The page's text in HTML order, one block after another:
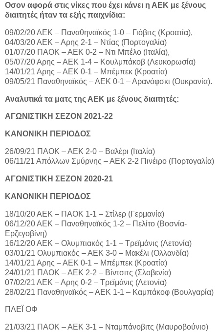
Οσον αφορά στις νίκες που έχει κάνει η ΑΕΚ με ξένους
διαιτητές ήταν τα εξής παιχνίδια:
09/02/20 ΑΕΚ – Παναθηναϊκός 1-0 – Γιόβιτς (Κροατία),
04/03/20 ΑΕΚ – Αρης 2-1 – Ντίας (Πορτογαλία)
01/07/20 ΠΑΟΚ – ΑΕΚ 0-2 – Ντι Μπέλο (Ιταλία),
05/07/20 Αρης – ΑΕΚ 1-4 – Κουλμπάκοβ (Λευκορωσία)
14/01/21 Αρης – ΑΕΚ 0-1 – Μπέμπεκ (Κροατία)
09/05/21 Παναθηναϊκός – ΑΕΚ 0-1 – Αρανόφσκι (Ουκρανία).
Αναλυτικά τα ματς της ΑΕΚ με ξένους διαιτητές:
ΑΓΩΝΙΣΤΙΚΗ ΣΕΖΟΝ 2021-22
ΚΑΝΟΝΙΚΗ ΠΕΡΙΟΔΟΣ
26/09/21 ΠΑΟΚ – ΑΕΚ 2-0 – Βαλέρι (Ιταλία)
06/11/21 Απόλλων Σμύρνης – ΑΕΚ 2-2 Πινέιρο (Πορτογαλία)
ΑΓΩΝΙΣΤΙΚΗ ΣΕΖΟΝ 2020-21
ΚΑΝΟΝΙΚΗ ΠΕΡΙΟΔΟΣ
18/10/20 ΑΕΚ – ΠΑΟΚ 1-1 – Στίλερ (Γερμανία)
06/12/20 ΑΕΚ – Παναθηναϊκός 1-2 – Πελίτο (Βοσνία-
Ερζεγοβίνη)
16/12/20 ΑΕΚ – Ολυμπιακός 1-1 – Τρεϊμάνις (Λετονία)
03/01/21 Ολυμπιακός – ΑΕΚ 3-0 – Μακέλι (Ολλανδία)
14/01/21 Αρης – ΑΕΚ 0-1 – Μπέμπεκ (Κροατία)
24/01/21 ΠΑΟΚ – ΑΕΚ 2-2 – Βίντσιτς (Σλοβενία)
07/02/21 ΑΕΚ – Αρης 0-2 – Τρεϊμάνις (Λετονία)
28/02/21 Παναθηναϊκός – ΑΕΚ 1-1 – Καμπάκοφ (Βουλγαρία)
ΠΛΕΪ ΟΦ
21/03/21 ΠΑΟΚ – ΑΕΚ 3-1 – Νταμπάνοβιτς (Μαυροβούνιο)